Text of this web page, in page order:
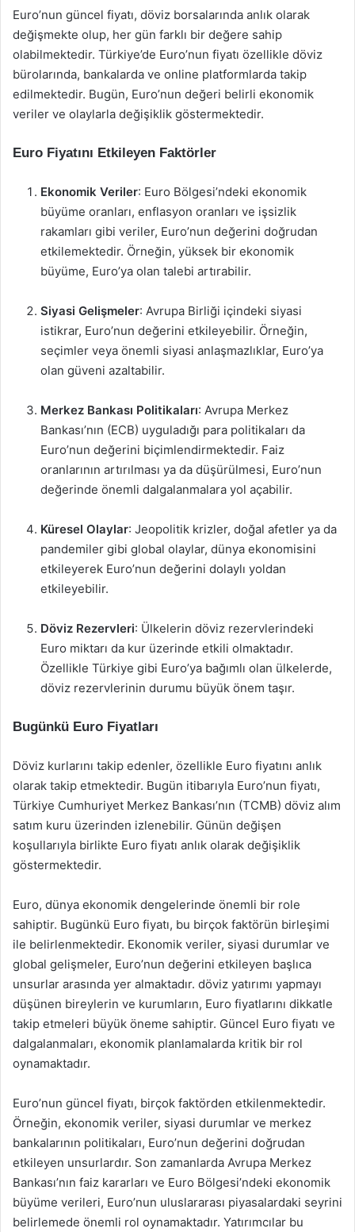
Euro’nun güncel fiyatı, döviz borsalarında anlık olarak
değişmekte olup, her gün farklı bir değere sahip
olabilmektedir. Türkiye’de Euro’nun fiyatı özellikle döviz
bürolarında, bankalarda ve online platformlarda takip
edilmektedir. Bugün, Euro’nun değeri belirli ekonomik
veriler ve olaylarla değişiklik göstermektedir.
Euro Fiyatını Etkileyen Faktörler
Ekonomik Veriler: Euro Bölgesi’ndeki ekonomik
büyüme oranları, enflasyon oranları ve işsizlik
rakamları gibi veriler, Euro’nun değerini doğrudan
etkilemektedir. Örneğin, yüksek bir ekonomik
büyüme, Euro’ya olan talebi artırabilir.
Siyasi Gelişmeler: Avrupa Birliği içindeki siyasi
istikrar, Euro’nun değerini etkileyebilir. Örneğin,
seçimler veya önemli siyasi anlaşmazlıklar, Euro’ya
olan güveni azaltabilir.
Merkez Bankası Politikaları: Avrupa Merkez
Bankası’nın (ECB) uyguladığı para politikaları da
Euro’nun değerini biçimlendirmektedir. Faiz
oranlarının artırılması ya da düşürülmesi, Euro’nun
değerinde önemli dalgalanmalara yol açabilir.
Küresel Olaylar: Jeopolitik krizler, doğal afetler ya da
pandemiler gibi global olaylar, dünya ekonomisini
etkileyerek Euro’nun değerini dolaylı yoldan
etkileyebilir.
Döviz Rezervleri: Ülkelerin döviz rezervlerindeki
Euro miktarı da kur üzerinde etkili olmaktadır.
Özellikle Türkiye gibi Euro’ya bağımlı olan ülkelerde,
döviz rezervlerinin durumu büyük önem taşır.
Bugünkü Euro Fiyatları
Döviz kurlarını takip edenler, özellikle Euro fiyatını anlık
olarak takip etmektedir. Bugün itibarıyla Euro’nun fiyatı,
Türkiye Cumhuriyet Merkez Bankası’nın (TCMB) döviz alım
satım kuru üzerinden izlenebilir. Günün değişen
koşullarıyla birlikte Euro fiyatı anlık olarak değişiklik
göstermektedir.
Euro, dünya ekonomik dengelerinde önemli bir role
sahiptir. Bugünkü Euro fiyatı, bu birçok faktörün birleşimi
ile belirlenmektedir. Ekonomik veriler, siyasi durumlar ve
global gelişmeler, Euro’nun değerini etkileyen başlıca
unsurlar arasında yer almaktadır. döviz yatırımı yapmayı
düşünen bireylerin ve kurumların, Euro fiyatlarını dikkatle
takip etmeleri büyük öneme sahiptir. Güncel Euro fiyatı ve
dalgalanmaları, ekonomik planlamalarda kritik bir rol
oynamaktadır.
Euro’nun güncel fiyatı, birçok faktörden etkilenmektedir.
Örneğin, ekonomik veriler, siyasi durumlar ve merkez
bankalarının politikaları, Euro’nun değerini doğrudan
etkileyen unsurlardır. Son zamanlarda Avrupa Merkez
Bankası’nın faiz kararları ve Euro Bölgesi’ndeki ekonomik
büyüme verileri, Euro’nun uluslararası piyasalardaki seyrini
belirlemede önemli rol oynamaktadır. Yatırımcılar bu